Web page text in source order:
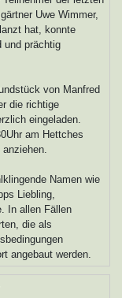
Uwe Wimmer,
hat, konnte
und prächtig
von Manfred
die richtige
eingeladen.
am Hettches
Namen wie
Liebling,
In allen Fällen
die als
angebaut werden.